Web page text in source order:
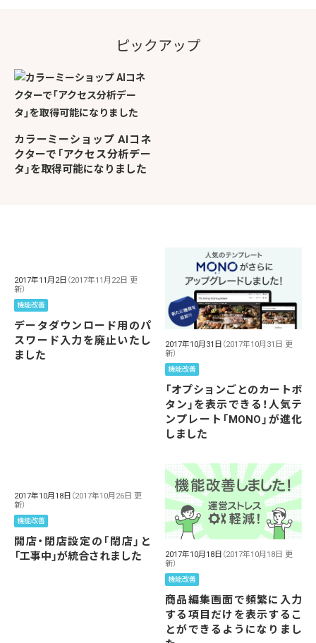
ピックアップ
カラーミーショップ AIコネ
クターで「アクセス分析デー
タ」を取得可能になりました
2017年11月2日 （2017年11月22日 更
新）
機能改善
データダウンロード用のパ
スワード入力を廃止いたし
ました
2017年10月31日 （2017年10月31日 更
新）
機能改善
「オプションごとのカートボ
タン」を表示できる！人気テ
ンプレート「MONO」が進化
しました
2017年10月18日 （2017年10月26日 更
新）
機能改善
開店・閉店設定の「閉店」と
「工事中」が統合されました
2017年10月18日 （2017年10月18日 更
新）
機能改善
商品編集画面で頻繁に入力
する項目だけを表示するこ
とができるようになりまし